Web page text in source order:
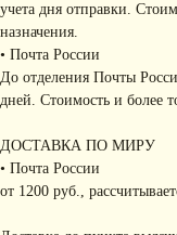
учета дня отправки.
назначения.
• Почта России
До отделения Почты
дней. Стоимость и более
ДОСТАВКА ПО МИРУ
• Почта России
от 1200 руб.,